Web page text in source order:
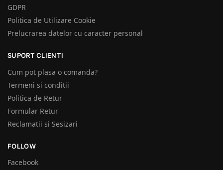
GDPR
Politica de Utilizare Cookie
Prelucrarea datelor cu caracter personal
SUPORT CLIENTI
Cum pot plasa o comanda?
Termeni si conditii
Politica de Retur
Formular Retur
Reclamatii si Sesizari
FOLLOW
Facebook